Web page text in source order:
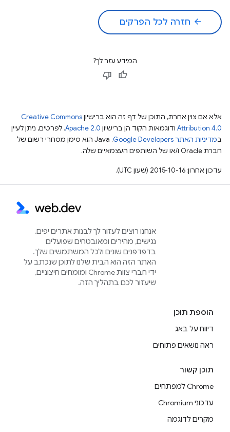
arrow_back חזרה לכל הפרקים
המידע עזר לך?
אלא אם צוין אחרת, התוכן של דף זה הוא ברישיוןCreative Commons
Attribution 4.0 ודוגמאות הקוד הן ברישיון Apache 2.0. לפרטים, ניתן לעיין
במדיניות האתר Google Developers‏
.‏ Java הוא סימן מסחרי רשום של
חברת Oracle ו/או של השותפים העצמאיים שלה.
עדכון אחרון: 2015-10-16 (שעון UTC).
אנחנו רוצים לעזור לך לבנות אתרים יפים,
נגישים, מהירים ומאובטחים שפועלים
בדפדפנים שונים ולכל המשתמשים שלך.
האתר הזה הוא הבית שלנו לתוכן שנכתב על
ידי חברי צוות Chrome ומומחים חיצוניים,
שיעזור לכם בתהליך הזה.
הוספת תוכן
דיווח על באג
ראה נושאים פתוחים
תוכן קשור
Chrome למפתחים
עדכוני Chromium
מקרים לדוגמה